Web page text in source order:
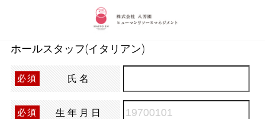
ホールスタッフ(イタリアン)
必須 氏名
必須 生年月日